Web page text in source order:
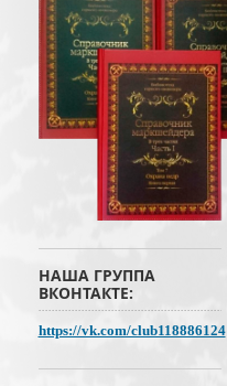
НАША ГРУППА
ВКОНТАКТЕ:
https://vk.com/club118886124